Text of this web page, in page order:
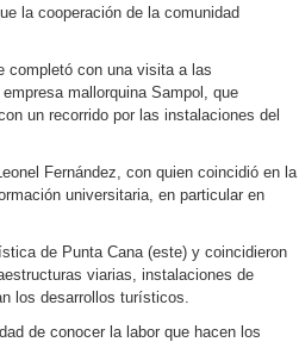
la cooperación de la comunidad
completó con una visita a las
mallorquina Sampol, que
un recorrido por las instalaciones del
Fernández, con quien coincidió en la
universitaria, en particular en
de Punta Cana (este) y coincidieron
viarias, instalaciones de
los desarrollos turísticos.
de conocer la labor que hacen los